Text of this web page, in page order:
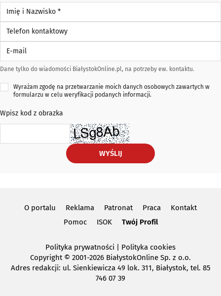
Imię i Nazwisko *
Telefon kontaktowy
Dane tylko do wiadomości BiałystokOnline.pl, na potrzeby ew. kontaktu.
Wyrażam zgodę na przetwarzanie moich danych osobowych zawartych w
formularzu w celu weryfikacji podanych informacji.
Wpisz kod z obrazka
WYŚLIJ
O portalu Reklama Patronat Praca
Kontakt
Pomoc
ISOK Twój Profil
Polityka prywatności | Polityka cookies
Copyright © 2001-2026 BiałystokOnline Sp. z o.o.
Adres redakcji: ul. Sienkiewicza 49 lok. 311, Białystok, tel. 85
746 07 39